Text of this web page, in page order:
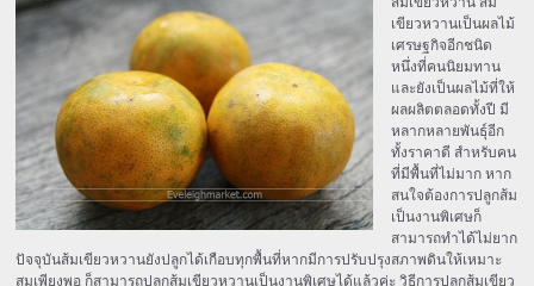
เขียวหวานเป็นผลไม้
เศรษฐกิจอีกชนิด
หนึ่งที่คนนิยมทาน
และยังเป็นผลไม้ที่ให้
ผลผลิตตลอดทั้งปี มี
หลากหลายพันธุ์อีก
ทั้งราคาดี สำหรับคน
ที่มีพื้นที่ไม่มาก หาก
สนใจต้องการปลูกส้ม
เป็นงานพิเศษก็
สามารถทำได้ไม่ยาก
ปัจจุบันส้มเขียวหวานยังปลูกได้เกือบทุกพื้นที่หากมีการปรับปรุงสภาพดินให้เหมาะ
สมเพียงพอ ก็สามารถปลูกส้มเขียวหวานเป็นงานพิเศษได้แล้วค่ะ วิธีการปลูกส้มเขียว